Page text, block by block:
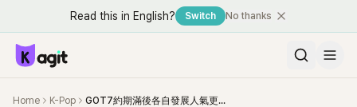
Read this in English? Switch No thanks
Home K-Pop GOT7約期滿後各自發展人氣更高！粉絲大讚：「他們現在的樣子更好了！」